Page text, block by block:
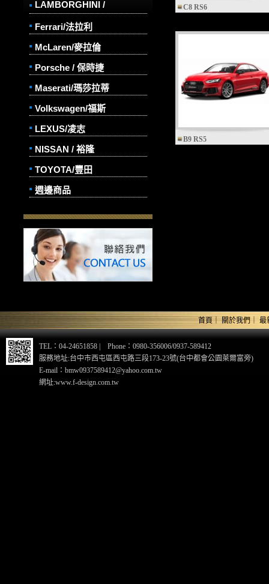
LAMBORGHINI /
Ferrari/法拉利
McLaren/麥拉倫
Porsche / 保時捷
Maserati/瑪莎拉蒂
Volkswagen/福斯
LEXUS/凌志
NISSAN / 裕隆
TOYOTA/豐田
週邊商品
C8 RS6
B9 RS5
首頁 關於我們 ｜最
TEL：04-24651858 | Phone：0980-356006/0937-589412
服務地址:台中市西屯區西屯路三段173-23號(台中都會公園萊爾富旁)
E-mail：bmw0937589412@yahoo.com.tw
網址:www.f-design.com.tw